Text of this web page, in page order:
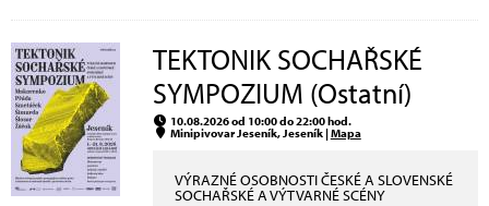
TEKTONIK SOCHAŘSKÉ
SYMPOZIUM (Ostatní)
10.08.2026 od 10:00 do 22:00 hod.
Minipivovar Jeseník, Jeseník |Mapa
VÝRAZNÉ OSOBNOSTI ČESKÉ A SLOVENSKÉ
SOCHAŘSKÉ A VÝTVARNÉ SCÉNY